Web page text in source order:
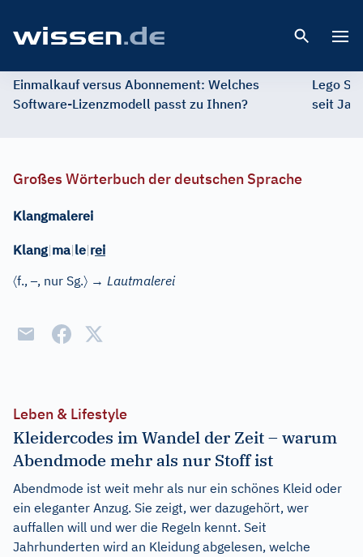
Einmalkauf versus Abonnement: Welches
Software-Lizenzmodell passt zu Ihnen?
Lego
seit
Großes Wörterbuch der deutschen Sprache
Klangmalerei
Klang|ma|le|rei
〈f.,–, nur Sg.〉 → Lautmalerei
Leben & Lifestyle
Kleidercodes im Wandel der Zeit – warum
Abendmode mehr als nur Stoff ist
Abendmode ist weit mehr als nur ein schönes Kleid oder
ein eleganter Anzug. Sie zeigt, wer dazugehört, wer
auffallen will und wer die Regeln kennt. Seit
Jahrhunderten wird an Kleidung abgelesen, welche